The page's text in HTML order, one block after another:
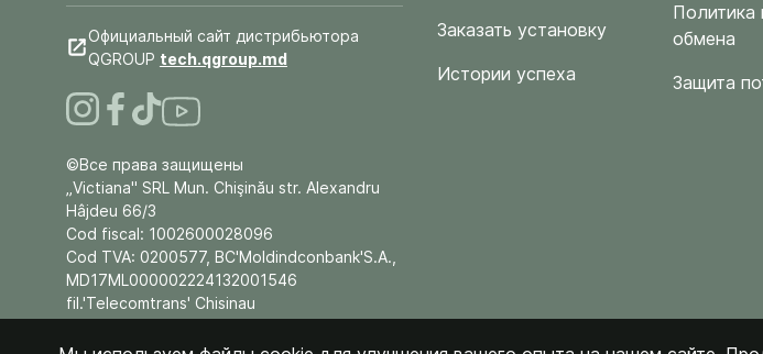
Официальный сайт дистрибьютора
QGROUP tech.qgroup.md
©Все права защищены
„Victiana" SRL Mun. Chişinău str. Alexandru
Hâjdeu 66/3
Cod fiscal: 1002600028096
Cod TVA: 0200577, BC'Moldindconbank'S.A.,
MD17ML000002224132001546
fil.'Telecomtrans' Chisinau
Заказать установку
Истории успеха
Политика
обмена
Защита